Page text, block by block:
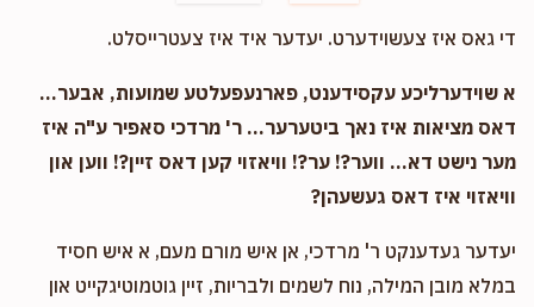
Phone DonationHershy & R. Fried
11 months ago $100.00
Shulem & Bassy ProshinovskyHershy & R. Fried
In honor of Shver and Shviger! Totty & Mommy!
די גאס איז צעשוידערט. יעדער איד איז צעטרייסלט.
א שוידערליכע עקסידענט, פארנעפעלטע שמועות, אבער...
דאס מציאות איז נאך ביטערער... ר' מרדכי סאפיר ע"ה איז
מער נישט דא... ווער?! ער?! וויאזוי קען דאס זיין?! ווען און
וויאזוי איז דאס געשעהן?
יעדער געדענקט ר' מרדכי, אן איש מורם מעם, א איש חסיד
במלא מובן המילה, נוח לשמים ולבריות, זיין גוטמוטיגקייט און